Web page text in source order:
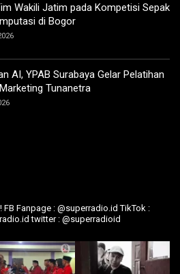
Wakili Jatim pada Kompetisi Sepak
di Bogor
AI, YPAB Surabaya Gelar Pelatihan
Tunanetra
FB Fanpage : @superradio.id TikTok :
twitter : @superradioid